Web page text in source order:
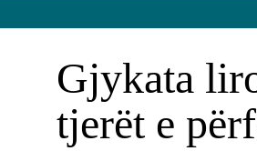
Gjykata
tjerët e